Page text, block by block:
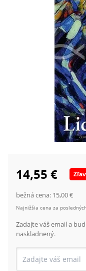
14,55 €
bežná cena: 15,00 €
Najnižšia cena za
Zadajte váš email a
naskladnený.